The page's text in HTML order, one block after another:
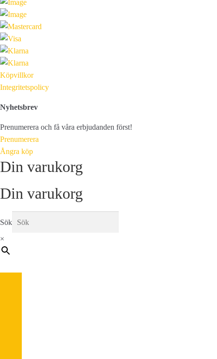
Köpvillkor
Integritetspolicy
Nyhetsbrev
Prenumerera och få våra erbjudanden först!
Prenumerera
Ångra köp
Din varukorg
Din varukorg
Sök
×